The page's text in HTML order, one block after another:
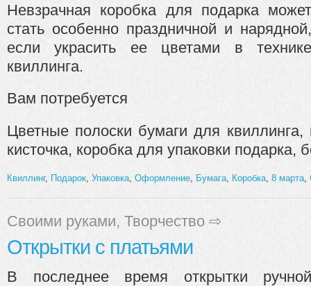
Невзрачная коробка для подарка может
стать особенно праздничной и нарядной,
если украсить ее цветами в технике
квиллинга.
Вам потребуется
Цветные полоски бумаги для
кисточка, коробка для упаковки подарка,
Квиллинг, Подарок, Упаковка, Оформление, Бумага, Коробка, 8 марта,
Своими руками, Творчество ⇨
Открытки с платьями
В последнее время открытки ручной